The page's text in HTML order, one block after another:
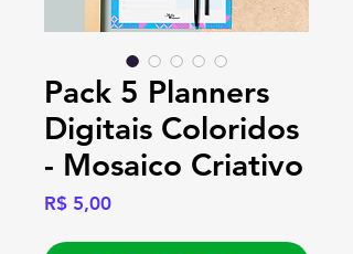
Pack 5 Planners
Digitais Coloridos
- Mosaico Criativo
R$ 5,00Preço